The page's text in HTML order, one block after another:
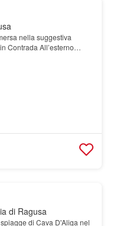
nella suggestiva
Contrada All’esterno
di Ragusa
di Cava D'Aliga nel